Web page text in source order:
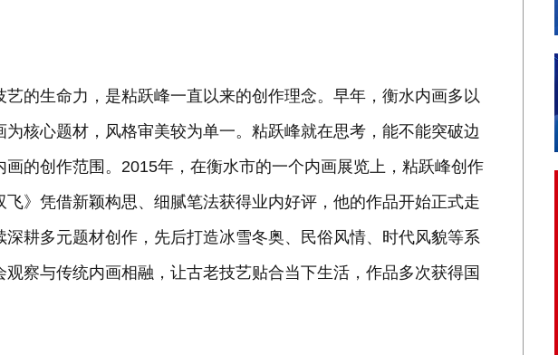
的生命力，是粘跃峰一直以来的创作理念。早年，衡水内画多以
核心题材，风格审美较为单一。粘跃峰就在思考，能不能突破边
的创作范围。2015年，在衡水市的一个内画展览上，粘跃峰创作
飞》凭借新颖构思、细腻笔法获得业内好评，他的作品开始正式走
深耕多元题材创作，先后打造冰雪冬奥、民俗风情、时代风貌等系
察与传统内画相融，让古老技艺贴合当下生活，作品多次获得国